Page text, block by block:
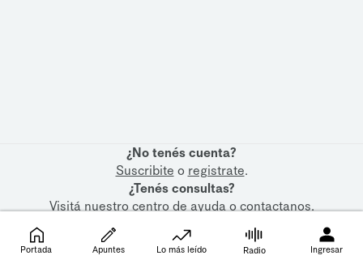
¿No tenés cuenta?
Suscribite o registrate.
¿Tenés consultas?
Visitá nuestrocentro de ayudaocontactanos.
Portada Apuntes Lo más leído Radio Ingresar